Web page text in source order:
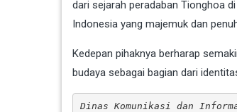
dari sejarah peradaban Tionghoa
Indonesia yang majemuk dan
Kedepan pihaknya berharap
budaya sebagai bagian dari
Dinas Komunikasi dan